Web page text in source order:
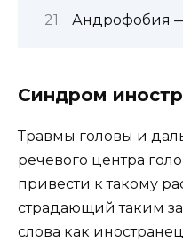
Андрофобия
Синдром
Травмы головы и
речевого центра
привести к такому
страдающий таким
слова как